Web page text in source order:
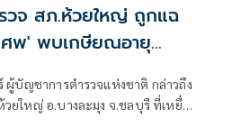
วจ สภ.ห้วยใหญ่ ถูกแฉ
พ' พบเกษียณอายุ
บัญชาการตำรวจแห่งชาติ กล่าวถึง
ยใหญ่ อ.บางละมุง จ.ชลบุรี ที่เหยื่อ